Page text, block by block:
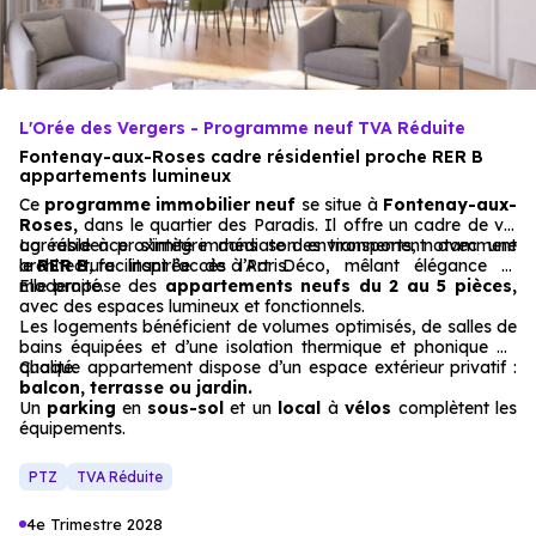
L'Orée des Vergers - Programme neuf TVA Réduite
Fontenay-aux-Roses cadre résidentiel proche RER B
appartements lumineux
Ce programme immobilier neuf se situe à Fontenay-aux-
Roses, dans le quartier des Paradis. Il offre un cadre de vie
agréable à proximité immédiate des transports, notamment
leRER B, facilitant l’accès à Paris.
La résidence s’intègre dans son environnement avec une
architecture inspirée de l’Art Déco, mêlant élégance et
modernité.
Elle propose des appartements neufs du 2 au 5 pièces,
avec des espaces lumineux et fonctionnels.
Les logements bénéficient de volumes optimisés, de salles de
bains équipées et d’une isolation thermique et phonique de
qualité.
Chaque appartement dispose d’un espace extérieur privatif :
balcon, terrasse ou jardin.
Un parking en sous-sol et un local à vélos complètent les
équipements.
PTZ TVA Réduite
4e Trimestre 2028